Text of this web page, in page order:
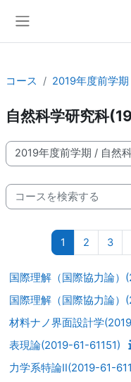
コース 2019年度前学期
自然科学研究科
コースカテゴリ
コースを検索する
1 ページ 1
2ページ 2
3ペ
国際理解（国際協力論
国際理解（国際協力論
材料ナノ界面設計学
表現論(2019-61-61151)
力学系特論Ⅱ(2019-61-